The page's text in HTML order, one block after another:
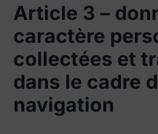
Article 3 –
caractère
collectées et
dans le cadre
navigation